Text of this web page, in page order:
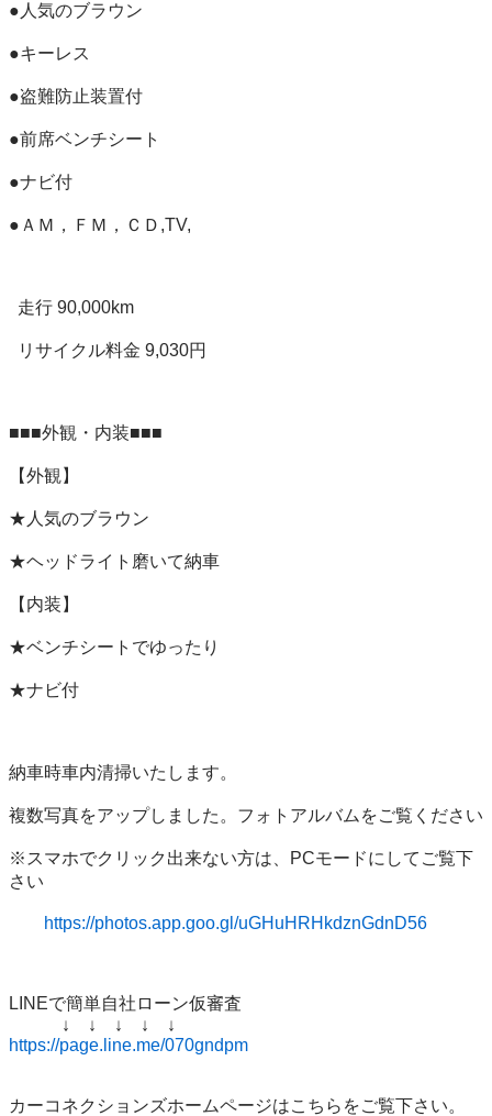
●人気のブラウン
●キーレス
●盗難防止装置付
●前席ベンチシート
●ナビ付
●ＡＭ，ＦＭ，ＣＤ,TV,
■■■外観・内装■■■
【外観】
★人気のブラウン
★ヘッドライト磨いて納車
【内装】
★ベンチシートでゆったり
★ナビ付
納車時車内清掃いたします。
複数写真をアップしました。フォトアルバムをご覧ください
※スマホでクリック出来ない方は、PCモードにしてご覧下
さい
https://photos.app.goo.gl/uGHuHRHkdznGdnD56
LINEで簡単自社ローン仮審査
https://page.line.me/070gndpm
カーコネクションズホームページはこちらをご覧下さい。